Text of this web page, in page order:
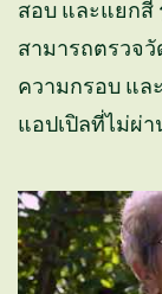
สอบ และแยกสี
สามารถตรวจ
ความกรอบ แล
แอปเปิลที่ไม่ผ่